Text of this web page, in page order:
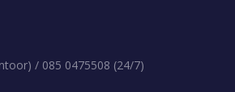
/ 085 0475508 (24/7)